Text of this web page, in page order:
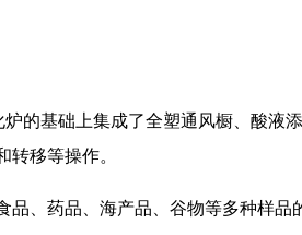
炉的基础上集成了全塑通风橱、酸
移等操作。
品、药品、海产品、谷物等多种样